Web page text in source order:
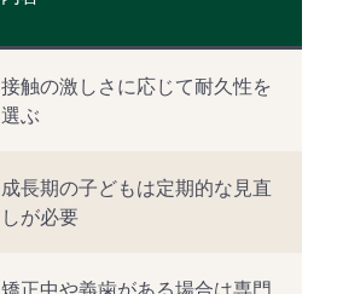
接触の激しさに応じて耐久性を
選ぶ
成長期の子どもは定期的な見直
しが必要
矯正中や義歯がある場合は専門